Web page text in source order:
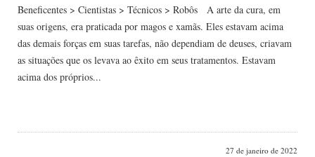
Beneficentes > Cientistas > Técnicos > Robôs A arte da cura, em
suas origens, era praticada por magos e xamãs. Eles estavam acima
das demais forças em suas tarefas, não dependiam de deuses, criavam
as situações que os levava ao êxito em seus tratamentos. Estavam
acima dos próprios...
27 de janeiro de 2022